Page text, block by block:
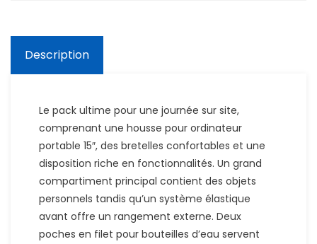
Description
Le pack ultime pour une journée sur site,
comprenant une housse pour ordinateur
portable 15″, des bretelles confortables et une
disposition riche en fonctionnalités. Un grand
compartiment principal contient des objets
personnels tandis qu’un système élastique
avant offre un rangement externe. Deux
poches en filet pour bouteilles d’eau servent